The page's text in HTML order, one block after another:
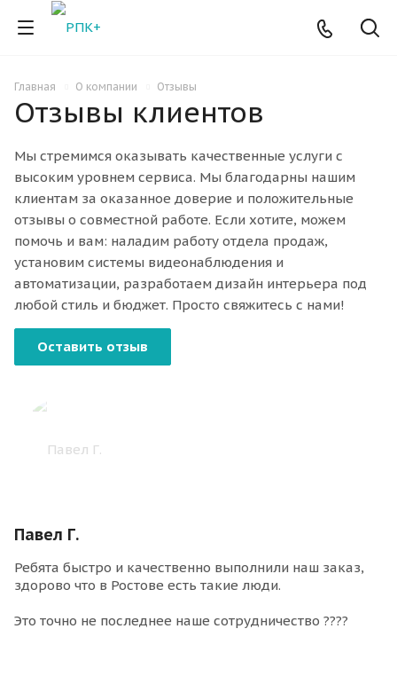
Главная О компании Отзывы
Отзывы клиентов
Мы стремимся оказывать качественные услуги с
высоким уровнем сервиса. Мы благодарны нашим
клиентам за оказанное доверие и положительные
отзывы о совместной работе. Если хотите, можем
помочь и вам: наладим работу отдела продаж,
установим системы видеонаблюдения и
автоматизации, разработаем дизайн интерьера под
любой стиль и бюджет. Просто свяжитесь с нами!
Оставить отзыв
Павел Г.
Ребята быстро и качественно выполнили наш заказ,
здорово что в Ростове есть такие люди.
Это точно не последнее наше сотрудничество ????